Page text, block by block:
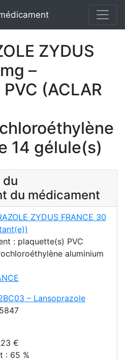
ZYDUS
–
(ACLAR
14 gélule(s)
du médicament
ZYDUS FRANCE 30
: plaquette(s) PVC
aluminium
– Lansoprazole
€
: 65 %